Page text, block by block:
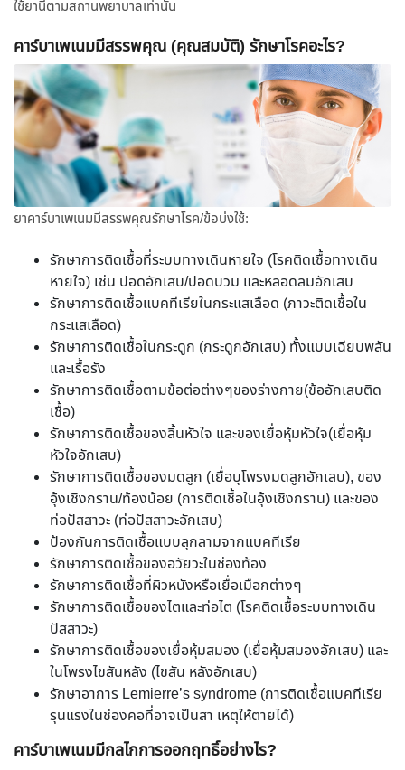
ใช้ยานี้ตามสถานพยาบาลเท่านั้น
คาร์บาเพเนมมีสรรพคุณ (คุณสมบัติ) รักษาโรคอะไร?
ยาคาร์บาเพเนมมีสรรพคุณรักษาโรค/ข้อบ่งใช้:
รักษาการติดเชื้อที่ระบบทางเดินหายใจ (โรคติดเชื้อทางเดิน
หายใจ) เช่น ปอดอักเสบ/ปอดบวม และหลอดลมอักเสบ
รักษาการติดเชื้อแบคทีเรียในกระแสเลือด (ภาวะติดเชื้อใน
กระแสเลือด)
รักษาการติดเชื้อในกระดูก (กระดูกอักเสบ) ทั้งแบบเฉียบพลัน
และเรื้อรัง
รักษาการติดเชื้อตามข้อต่อต่างๆของร่างกาย(ข้ออักเสบติด
เชื้อ)
รักษาการติดเชื้อของลิ้นหัวใจ และของเยื่อหุ้มหัวใจ(เยื่อหุ้ม
หัวใจอักเสบ)
รักษาการติดเชื้อของมดลูก (เยื่อบุโพรงมดลูกอักเสบ), ของ
อุ้งเชิงกราน/ท้องน้อย (การติดเชื้อในอุ้งเชิงกราน) และของ
ท่อปัสสาวะ (ท่อปัสสาวะอักเสบ)
ป้องกันการติดเชื้อแบบลุกลามจากแบคทีเรีย
รักษาการติดเชื้อของอวัยวะในช่องท้อง
รักษาการติดเชื้อที่ผิวหนังหรือเยื่อเมือกต่างๆ
รักษาการติดเชื้อของไตและท่อไต (โรคติดเชื้อระบบทางเดิน
ปัสสาวะ)
รักษาการติดเชื้อของเยื่อหุ้มสมอง (เยื่อหุ้มสมองอักเสบ) และ
ในโพรงไขสันหลัง (ไขสัน หลังอักเสบ)
รักษาอาการ Lemierre’s syndrome (การติดเชื้อแบคทีเรีย
รุนแรงในช่องคอที่อาจเป็นสา เหตุให้ตายได้)
คาร์บาเพเนมมีกลไกการออกฤทธิ์อย่างไร?